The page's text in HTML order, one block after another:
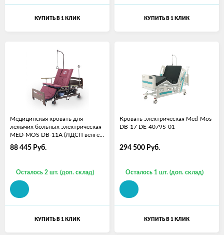
КУПИТЬ В 1 КЛИК КУПИТЬ В 1 КЛИК
Медицинская кровать для
лежачих больных электрическая
MED-MOS DB-11А (ЛДСП венге)
с регулировкой высоты
ложемента с матрасом
88 445 Руб.
Осталось 2 шт. (доп. склад)
КУПИТЬ В 1 КЛИК
Кровать электрическая Med-Mos
DB-17 DE-4079S-01
294 500 Руб.
Осталось 1 шт. (доп. склад)
КУПИТЬ В 1 КЛИК